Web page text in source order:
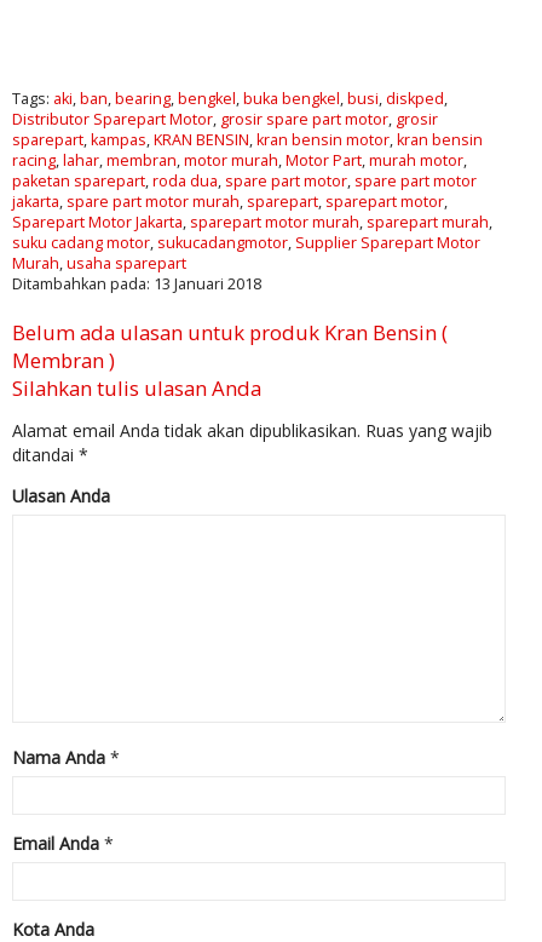
Tags: aki,ban,bearing,bengkel,buka bengkel,busi,diskped,
Distributor Sparepart Motor, grosir spare part motor, grosir
sparepart,kampas,KRAN BENSIN,kran bensin motor,kran bensin
racing,lahar,membran,motor murah,Motor Part,murah motor,
paketan sparepart,roda dua, spare part motor, spare part motor
jakarta, spare part motor murah, sparepart, sparepart motor,
Sparepart Motor Jakarta, sparepart motor murah, sparepart murah,
suku cadang motor, sukucadangmotor, Supplier Sparepart Motor
Murah,usaha sparepart
Ditambahkan pada: 13 Januari 2018
Belum ada ulasan untuk produk Kran Bensin (
Membran )
Silahkan tulis ulasan Anda
Alamat email Anda tidak akan dipublikasikan. Ruas yang wajib
ditandai *
Ulasan Anda
Nama Anda *
Email Anda *
Kota Anda